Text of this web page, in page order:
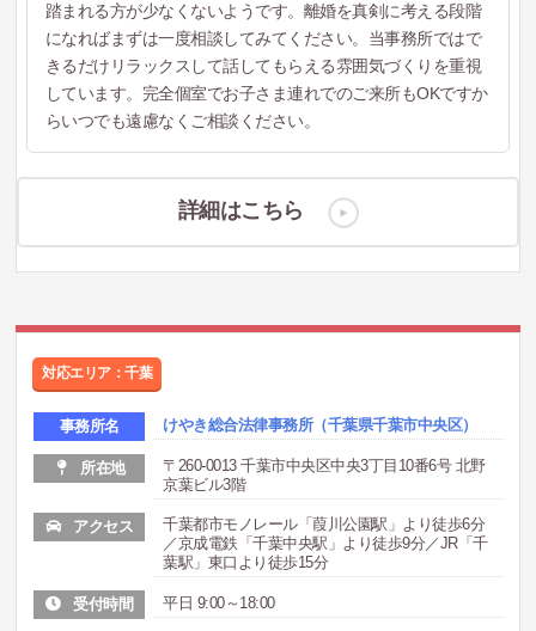
踏まれる方が少なくないようです。離婚を真剣に考える段階
になればまずは一度相談してみてください。当事務所ではで
きるだけリラックスして話してもらえる雰囲気づくりを重視
しています。完全個室でお子さま連れでのご来所もOKですか
らいつでも遠慮なくご相談ください。
詳細はこちら
対応エリア：千葉
事務所名 けやき総合法律事務所（千葉県千葉市中央区）
所在地
〒260-0013 千葉市中央区中央3丁目10番6号 北野
京葉ビル3階
アクセス
千葉都市モノレール「葭川公園駅」より徒歩6分
／京成電鉄「千葉中央駅」より徒歩9分／JR「千
葉駅」東口より徒歩15分
受付時間 平日 9:00～18:00